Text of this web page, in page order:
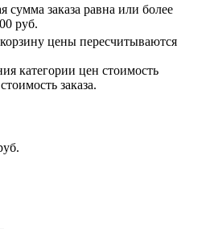
сумма заказа равна или более
руб.
цены пересчитываются
категории цен стоимость
заказа.